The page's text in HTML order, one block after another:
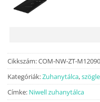
Cikkszám:COM-NW-ZT-
Kategóriák:Zuhanytálca,
Címke: Niwell zuhanytálca